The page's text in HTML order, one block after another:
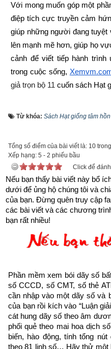
Với mong muốn góp một
điệp tích cực truyền cảm
giúp những người đang
lên mạnh mẽ hơn, giúp họ
cảnh để viết tiếp hành
trong cuộc sống,
giả trọn bộ 11 cuốn sách Hạt
tai-sach-hat-giong-tam-hon-
để tải về Ebook Sách Hạt
0926.138.186 để nhận trực
Sau đây là Câu chuyện về
Cuốn “Hạt giống tâm hồn
TP. Hồ Chí Minh
“Bất cứ ai cũng có thể tạo
của người khác bằng sự
Khi Jimmy lên 5 tuổi, ba
còn nhớ cái ngày ở văn
- Hôm nay không chỉ có bố
dưỡng một đứa trẻ khác,
trách nhiệm này. Trở thành
Từ khóa: Sách Hạt giống tâm hồn
Tổng số điểm của bài viết là: 10
Xếp hạng: 5 - 2 phiếu bầu
Click để
Nếu bạn thấy bài viết này bổ
dưới để ủng hộ chúng tôi và
của bạn. Đừng quên truy cập
các bài viết và các chương
bạn rất nhiều!
Phần mềm xem bói dãy số
số CCCD, số CMT, số thẻ
cần nhập vào một dãy số và
của bạn rồi kích vào “Luận
cát hung dãy số theo âm
phối quẻ theo mai hoa dịch
biến, hào động, tính tổng
theo 81 linh số… Hãy thử một